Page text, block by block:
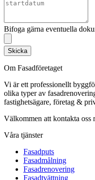
Bifoga gärna eventuella
Skicka
Om Fasadföretaget
Vi är ett professionellt
olika typer av
fastighetsägare, företag &
Välkommen att kontakta oss
Våra tjänster
Fasadputs
Fasadmålning
Fasadrenovering
Fasadtvättning